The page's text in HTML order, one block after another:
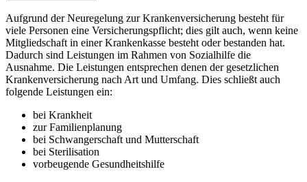
Aufgrund der Neuregelung zur Krankenversicherung besteht für
viele Personen eine Versicherungspflicht; dies gilt auch, wenn keine
Mitgliedschaft in einer Krankenkasse besteht oder bestanden hat.
Dadurch sind Leistungen im Rahmen von Sozialhilfe die
Ausnahme. Die Leistungen entsprechen denen der gesetzlichen
Krankenversicherung nach Art und Umfang. Dies schließt auch
folgende Leistungen ein:
bei Krankheit
zur Familienplanung
bei Schwangerschaft und Mutterschaft
bei Sterilisation
vorbeugende Gesundheitshilfe